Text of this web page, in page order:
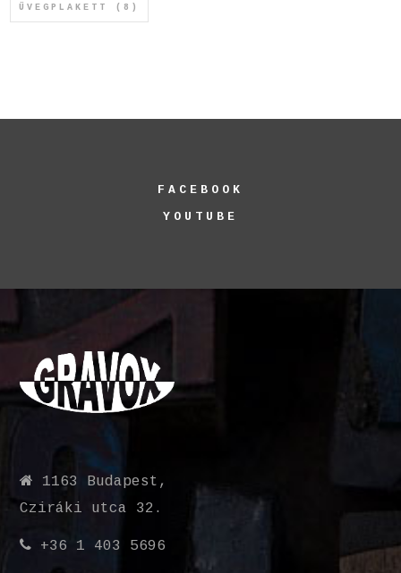
ÜVEGPLAKETT (8)
FACEBOOK
YOUTUBE
1163 Budapest,
Cziráki utca 32.
+36 1 403 5696